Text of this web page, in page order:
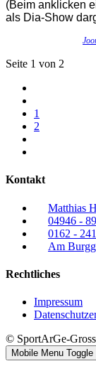
(Beim anklicken
als Dia-Show
Seite 1 von 2
1
2
Kontakt
Matthias
04946 -
0162 -
Am
Rechtliches
Impressum
© SportArGe-
Mobile Menu Toggle